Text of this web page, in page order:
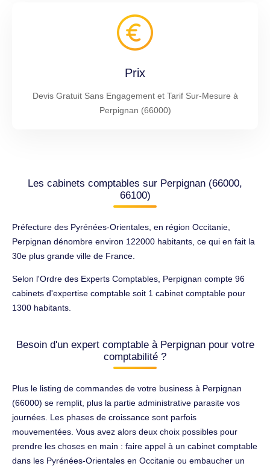
Prix
Devis Gratuit Sans Engagement et Tarif Sur-Mesure à
Perpignan (66000)
Les cabinets comptables sur Perpignan (66000,
66100)
Préfecture des Pyrénées-Orientales, en région Occitanie,
Perpignan dénombre environ 122000 habitants, ce qui en fait la
30e plus grande ville de France.
Selon l'Ordre des Experts Comptables, Perpignan compte 96
cabinets d'expertise comptable soit 1 cabinet comptable pour
1300 habitants.
Besoin d'un expert comptable à Perpignan pour votre
comptabilité ?
Plus le listing de commandes de votre business à Perpignan
(66000) se remplit, plus la partie administrative parasite vos
journées. Les phases de croissance sont parfois
mouvementées. Vous avez alors deux choix possibles pour
prendre les choses en main : faire appel à un cabinet comptable
dans les Pyrénées-Orientales en Occitanie ou embaucher un